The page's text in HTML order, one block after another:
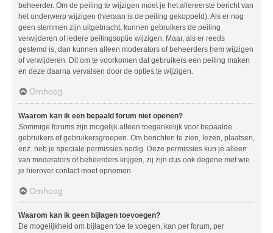
beheerder. Om de peiling te wijzigen moet je het allereerste bericht van
het onderwerp wijzigen (hieraan is de peiling gekoppeld). Als er nog
geen stemmen zijn uitgebracht, kunnen gebruikers de peiling
verwijderen of iedere peilingsoptie wijzigen. Maar, als er reeds
gestemd is, dan kunnen alleen moderators of beheerders hem wijzigen
of verwijderen. Dit om te voorkomen dat gebruikers een peiling maken
en deze daarna vervalsen door de opties te wijzigen.
Omhoog
Waarom kan ik een bepaald forum niet openen?
Sommige forums zijn mogelijk alleen toegankelijk voor bepaalde
gebruikers of gebruikersgroepen. Om berichten te zien, lezen, plaatsen,
enz. heb je speciale permissies nodig. Deze permissies kun je alleen
van moderators of beheerders krijgen, zij zijn dus ook degene met wie
je hierover contact moet opnemen.
Omhoog
Waarom kan ik geen bijlagen toevoegen?
De mogelijkheid om bijlagen toe te voegen, kan per forum, per